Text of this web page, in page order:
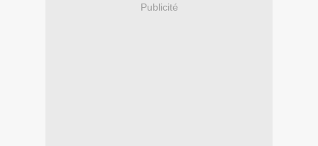
Publicité